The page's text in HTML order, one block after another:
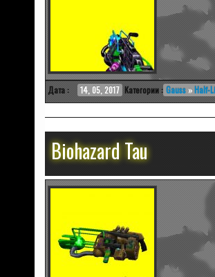
Дата : 14, 05, 2017 Категории : Gauss »Half-
Biohazard Tau